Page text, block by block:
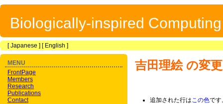
Biologically-inspired
[Japanese ] [ English ]
吉田理絵の変
追加された行はこの色です
MENU
FrontPage
Members
Research
Publications
Contact